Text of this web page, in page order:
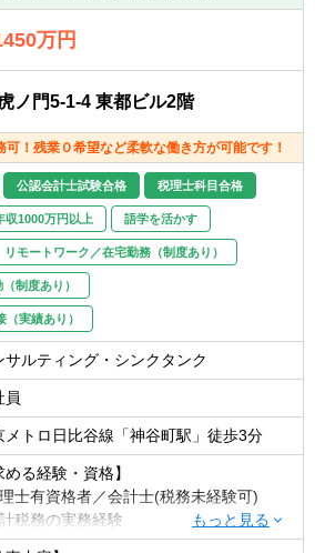
業務（経理/財務のほか、PMO/ガバナン
営管理等）
し、再生計画策定/事業売却検討、セラー
等）
ャリアパス】
序列ではなく、実績/能力ベースでの評
M&A未経験者の場合は、財務DDから経
、その後バリュエーション、FA、PMIや
ネスDDなども経験してM&Aにかかる必
務を一気通貫に経験する機会を得られま
シエイト ⇒ シニアアソシエイト
シスタントマネージャー
ージャーからはマネジメントコース
ームを牽引）、専門コース（各事業部の
ムにて専門性を発揮）に分岐。シニアマ
ジャー、ディレクター。
業部長 ⇒ 副部門長 ⇒ 部門長（FAS
のトップ）
万円
ノ門5-1-4 東都ビル2階
！残業０希望など柔軟な働き方が可能です！
公認会計士試験合格 税理士科目合格
収1000万円以上 語学を活かす
リモートワーク／在宅勤務（制度あり）
制度あり）
実績あり）
サルティング・シンクタンク
員
メトロ日比谷線「神谷町駅」徒歩3分
める経験・資格】
士有資格者／会計士(税務未経験可)
税務の実務経験